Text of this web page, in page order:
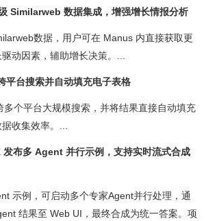
Similarweb 数据集成，增强增长情报分析
数据，用户可在 Manus 内直接获取更
动因素，辅助增长决策。...
平台搜索并自动填充电子表格
多个平台大规模搜索，并将结果直接自动填充
收集效率。...
布多 Agent 并行示例，支持实时流式合成
示例，可启动多个专家Agent并行处理，通
结果至 Web UI，最终合成为统一答案。项